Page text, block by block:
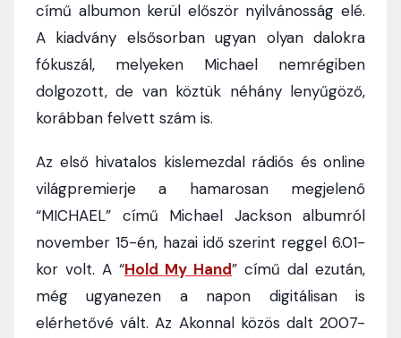
című albumon kerül először nyilvánosság elé.
A kiadvány elsősorban ugyan olyan dalokra
fókuszál, melyeken Michael nemrégiben
dolgozott, de van köztük néhány lenyűgöző,
korábban felvett szám is.
Az első hivatalos kislemezdal rádiós és online
világpremierje a hamarosan megjelenő
“MICHAEL” című Michael Jackson albumról
november 15-én, hazai idő szerint reggel 6.01-
kor volt. A “Hold My Hand” című dal ezután,
még ugyanezen a napon digitálisan is
elérhetővé vált. Az Akonnal közös dalt 2007-